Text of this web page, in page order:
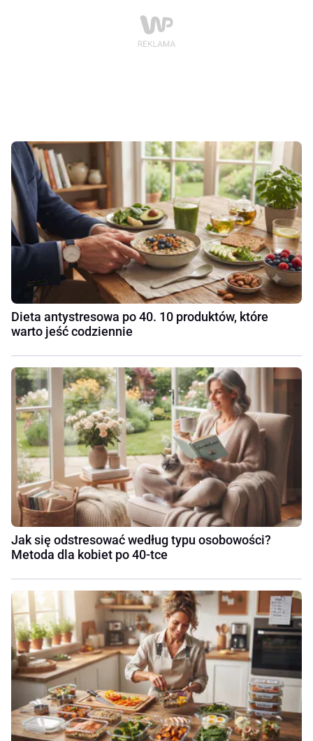
Dieta antystresowa po 40. 10 produktów, które
warto jeść codziennie
Jak się odstresować według typu osobowości?
Metoda dla kobiet po 40-tce